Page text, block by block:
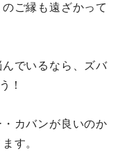
ご縁も遠ざかって
でいるなら、ズバ
！
カバンが良いのか
す。